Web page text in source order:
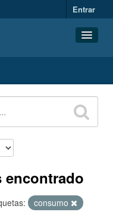
Entrar
encontrado
consumo